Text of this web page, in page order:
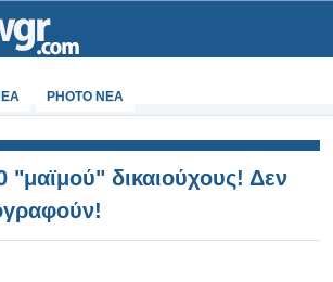
PHOTO NEA
"μαϊμού" δικαιούχους! Δεν